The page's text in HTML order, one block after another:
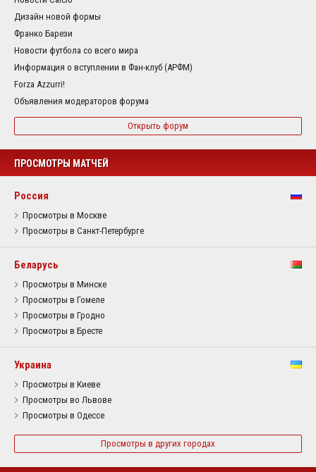
Дизайн новой формы
Франко Барези
Новости футбола со всего мира
Информация о вступлении в Фан-клуб (АРФМ)
Forza Azzurri!
Объявления модераторов форума
Открыть форум
ПРОСМОТРЫ МАТЧЕЙ
Россия
Просмотры в Москве
Просмотры в Санкт-Петербурге
Беларусь
Просмотры в Минске
Просмотры в Гомеле
Просмотры в Гродно
Просмотры в Бресте
Украина
Просмотры в Киеве
Просмотры во Львове
Просмотры в Одессе
Просмотры в других городах